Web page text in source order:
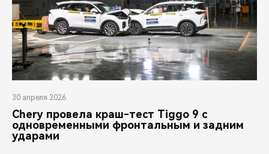
30 апреля 2026
Chery провела краш-тест Tiggo 9 с
одновременными фронтальным и задним
ударами